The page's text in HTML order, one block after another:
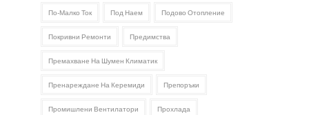
По-Малко Ток Под Наем Подово Отопление
Покривни Ремонти Предимства
Премахване На Шумен Климатик
Пренареждане На Керемиди Препоръки
Промишлени Вентилатори Прохлада